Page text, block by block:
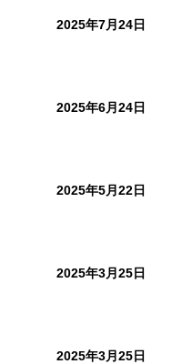
2025年7月24日
2025年6月24日
2025年5月22日
2025年3月25日
2025年3月25日